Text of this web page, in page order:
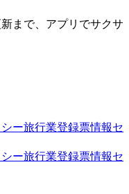
まで、アプリでサクサ
ー旅行業登録票情報セ
ー旅行業登録票情報セ